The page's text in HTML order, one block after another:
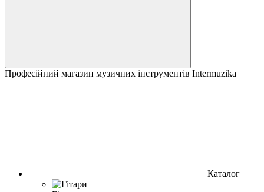
Професійний магазин музичних інструментів Intermuzika
Каталог